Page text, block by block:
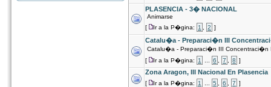
PLASENCIA - 3� NACIONAL
Animarse
[
Ir a la P�gina: 1 2 ]
Catalu�a - Preparaci�n III
Catalu�a - Preparaci�n III Concentraci�n
[
Ir a la P�gina: 1 6 7 8 ]
Zona Aragon, III Nacional En Plasencia
[ Ir a la P�gina: 1 5 6 7 ]